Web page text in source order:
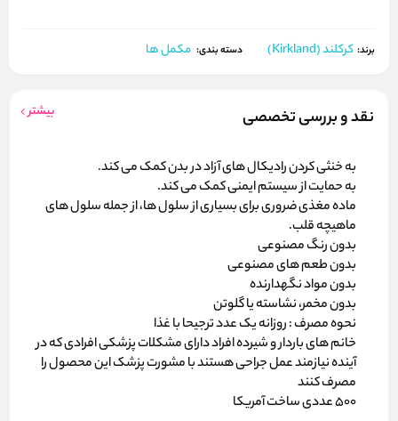
برند: کرکلند (Kirkland) دسته بندی: مکمل ها
نقد و بررسی تخصصی بیشتر
به خنثی کردن رادیکال های آزاد در بدن کمک می کند.
به حمایت از سیستم ایمنی کمک می کند.
ماده مغذی ضروری برای بسیاری از سلول ها، از جمله سلول های
ماهیچه قلب.
بدون رنگ مصنوعی
بدون طعم های مصنوعی
بدون مواد نگهدارنده
بدون مخمر، نشاسته یا گلوتن
نحوه مصرف : روزانه یک عدد ترجیحا با غذا
خانم های باردار و شیرده افراد دارای مشکلات پزشکی افرادی که در
آینده نیازمند عمل جراحی هستند با مشورت پزشک این محصول را
مصرف کنند
500 عددی ساخت آمریکا